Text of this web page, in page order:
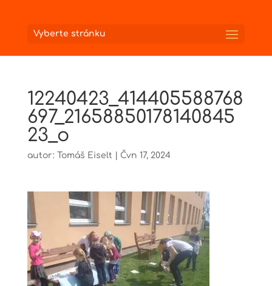
Vyberte stránku
12240423_414405588768
697_21658850178140845
23_o
autor: Tomáš Eiselt Čvn 17, 2024